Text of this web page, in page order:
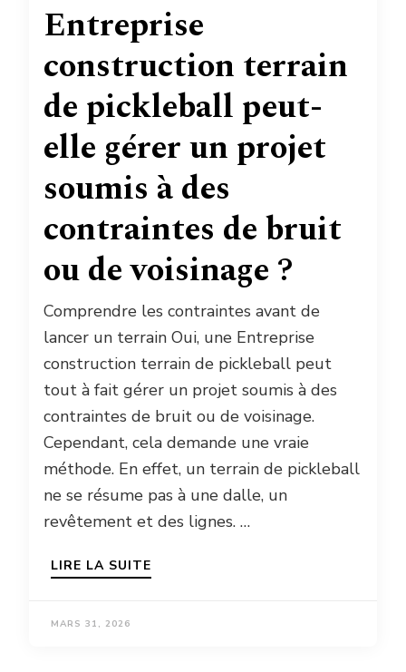
Entreprise
construction terrain
de pickleball peut-
elle gérer un projet
soumis à des
contraintes de bruit
ou de voisinage ?
Comprendre les contraintes avant de
lancer un terrain Oui, une Entreprise
construction terrain de pickleball peut
tout à fait gérer un projet soumis à des
contraintes de bruit ou de voisinage.
Cependant, cela demande une vraie
méthode. En effet, un terrain de pickleball
ne se résume pas à une dalle, un
revêtement et des lignes. …
LIRE LA SUITE
MARS 31, 2026